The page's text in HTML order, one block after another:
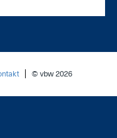
© vbw 2026